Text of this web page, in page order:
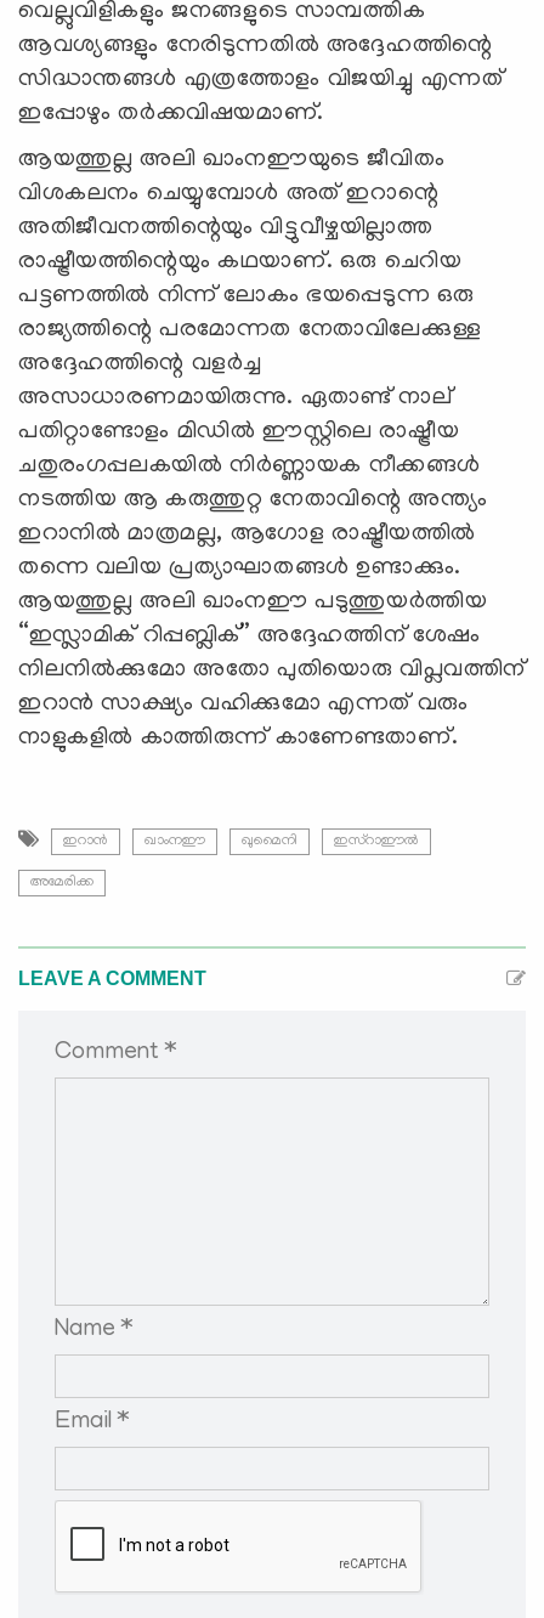
വെല്ലുവിളികളും ജനങ്ങളുടെ സാമ്പത്തിക
ആവശ്യങ്ങളും നേരിടുന്നതിൽ അദ്ദേഹത്തിന്റെ
സിദ്ധാന്തങ്ങൾ എത്രത്തോളം വിജയിച്ചു എന്നത്
ഇപ്പോഴും തർക്കവിഷയമാണ്.
ആയത്തുല്ല അലി ഖാംനഈയുടെ ജീവിതം
വിശകലനം ചെയ്യുമ്പോൾ അത് ഇറാന്റെ
അതിജീവനത്തിന്റെയും വിട്ടുവീഴ്ചയില്ലാത്ത
രാഷ്ട്രീയത്തിന്റെയും കഥയാണ്. ഒരു ചെറിയ
പട്ടണത്തിൽ നിന്ന് ലോകം ഭയപ്പെടുന്ന ഒരു
രാജ്യത്തിന്റെ പരമോന്നത നേതാവിലേക്കുള്ള
അദ്ദേഹത്തിന്റെ വളർച്ച
അസാധാരണമായിരുന്നു. ഏതാണ്ട് നാല്
പതിറ്റാണ്ടോളം മിഡിൽ ഈസ്റ്റിലെ രാഷ്ട്രീയ
ചതുരംഗപ്പലകയിൽ നിർണ്ണായക നീക്കങ്ങൾ
നടത്തിയ ആ കരുത്തുറ്റ നേതാവിന്റെ അന്ത്യം
ഇറാനിൽ മാത്രമല്ല, ആഗോള രാഷ്ട്രീയത്തിൽ
തന്നെ വലിയ പ്രത്യാഘാതങ്ങൾ ഉണ്ടാക്കും.
ആയത്തുല്ല അലി ഖാംനഈ പടുത്തുയർത്തിയ
“ഇസ്ലാമിക് റിപ്പബ്ലിക്” അദ്ദേഹത്തിന് ശേഷം
നിലനിൽക്കുമോ അതോ പുതിയൊരു വിപ്ലവത്തിന്
ഇറാൻ സാക്ഷ്യം വഹിക്കുമോ എന്നത് വരും
നാളുകളിൽ കാത്തിരുന്ന് കാണേണ്ടതാണ്.
ഇറാന്‍ ഖാംനഈ ഖുമൈനി ഇസ്റാഈല്‍
അമേരിക്ക
LEAVE A COMMENT
Comment *
Name *
Email *